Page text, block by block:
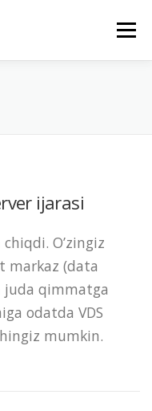
Menu
ijarasi
O’zingiz
markaz (data
juda qimmatga
odatda VDS
mumkin.